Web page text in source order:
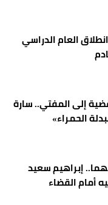
انطلاق العام الدراسي
إلى المفتي.. سارة
الحمراء»
إبراهيم سعيد
أمام القضاء